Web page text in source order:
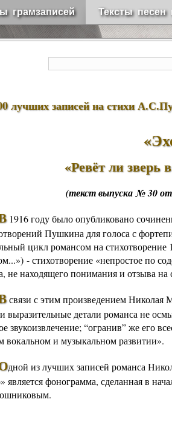
грамзаписей Тексты песен
лучших записей на стихи
«
«Ревёт ли зверь
(текст выпуска № 30
1916 году было опубликовано
Пушкина для голоса с
цикл романсом на стихотворение
...») - стихотворение «непростое по
не находящего понимания и отзыва
связи с этим произведением Николая
выразительные детали романса не
звукоизвлечение; “огранив” же его
вокальном и музыкальном развитии».
дной из лучших записей романса
является фонограмма, сделанная в
.